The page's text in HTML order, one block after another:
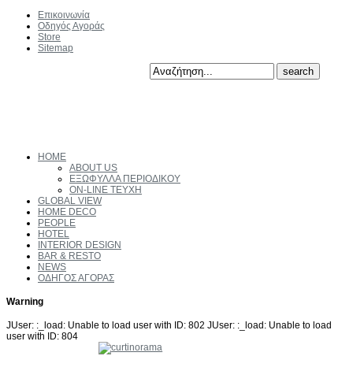
Επικοινωνία
Οδηγός Αγοράς
Store
Sitemap
HOME
ABOUT US
ΕΞΩΦΥΛΛΑ ΠΕΡΙΟΔΙΚΟΥ
ON-LINE ΤΕΥΧΗ
GLOBAL VIEW
HOME DECO
PEOPLE
HOTEL
INTERIOR DESIGN
BAR & RESTO
NEWS
ΟΔΗΓΟΣ ΑΓΟΡΑΣ
Warning
JUser: :_load: Unable to load user with ID: 802 JUser: :_load: Unable to load
user with ID: 804